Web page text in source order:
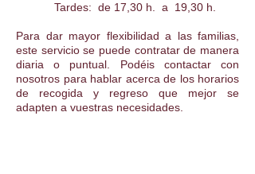
Tardes: de 17,30 h. a 19,30 h.
Para dar mayor flexibilidad a las familias,
este servicio se puede contratar de manera
diaria o puntual. Podéis contactar con
nosotros para hablar acerca de los horarios
de recogida y regreso que mejor se
adapten a vuestras necesidades.